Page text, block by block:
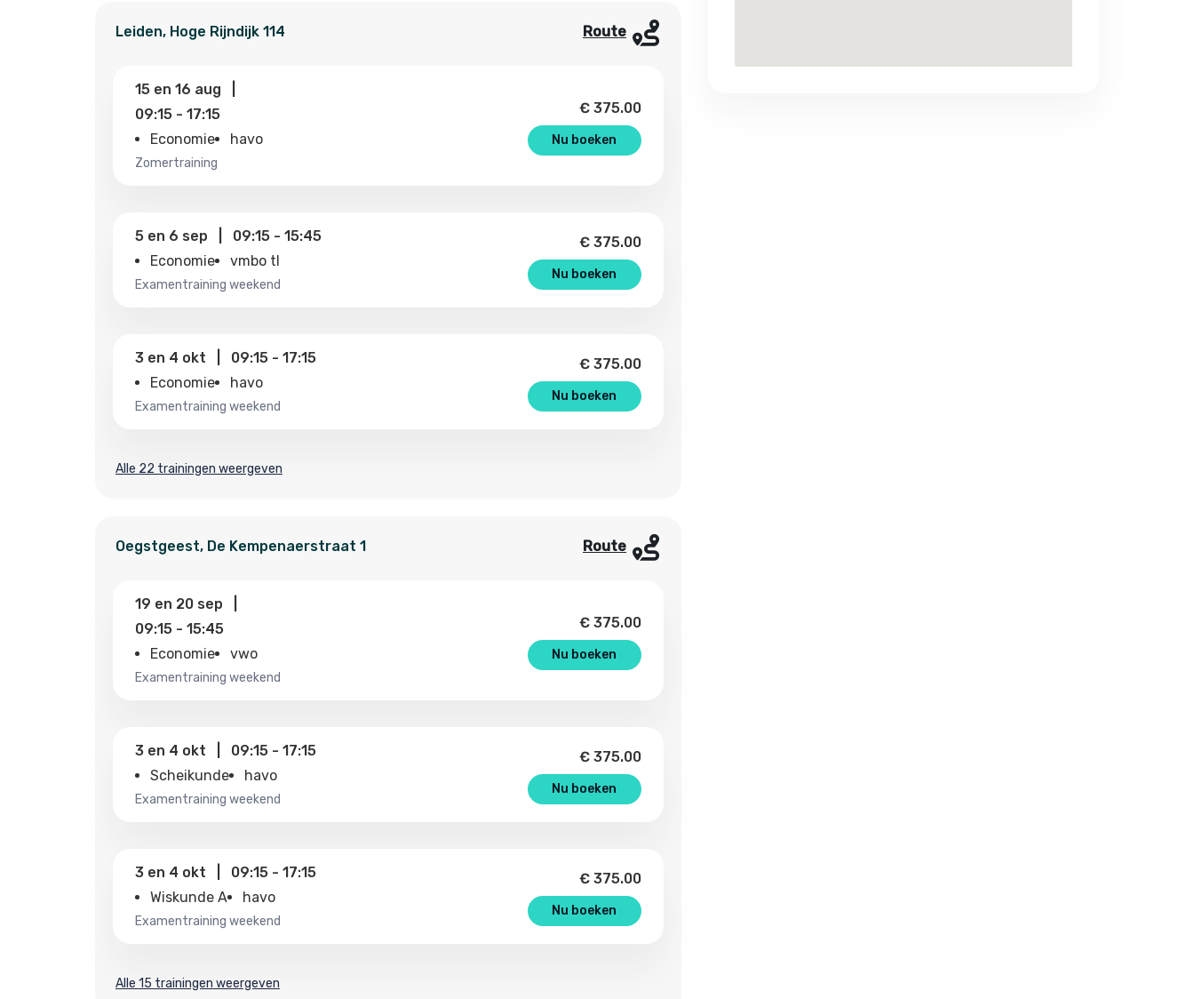
Leiden, Hoge Rijndijk 114 Route
15 en 16 aug
09:15 - 17:15
Economie
havo
zomertraining
€ 375.00
Nu boeken
5 en 6 sep 09:15 - 15:45
Economie
vmbo tl
examentraining weekend
€ 375.00
Nu boeken
3 en 4 okt 09:15 - 17:15
Economie
havo
examentraining weekend
€ 375.00
Nu boeken
Alle 22 trainingen weergeven
Oegstgeest, De Kempenaerstraat 1 Route
19 en 20 sep
09:15 - 15:45
Economie
vwo
examentraining weekend
€ 375.00
Nu boeken
3 en 4 okt 09:15 - 17:15
Scheikunde
havo
examentraining weekend
€ 375.00
Nu boeken
3 en 4 okt 09:15 - 17:15
Wiskunde A
havo
examentraining weekend
€ 375.00
Nu boeken
Alle 15 trainingen weergeven